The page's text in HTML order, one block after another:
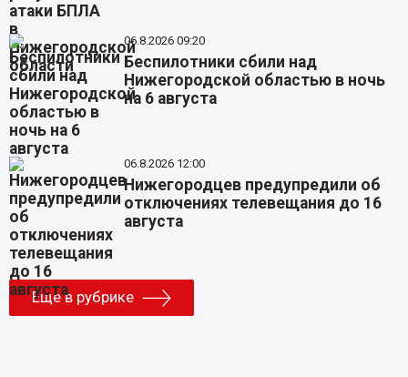
06.8.2026 09:20
Беспилотники сбили над
Нижегородской областью в ночь
на 6 августа
06.8.2026 12:00
Нижегородцев предупредили об
отключениях телевещания до 16
августа
Еще в рубрике